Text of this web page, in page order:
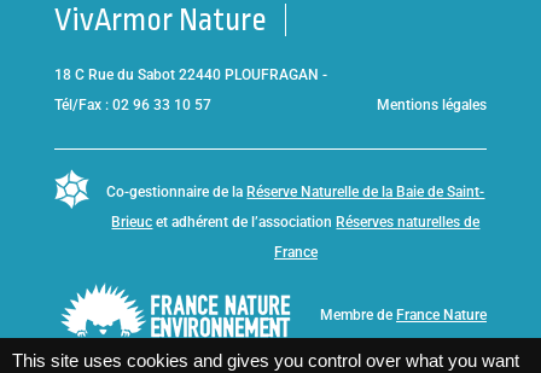
VivArmor Nature
18 C Rue du Sabot 22440 PLOUFRAGAN -
Tél/Fax : 02 96 33 10 57
Mentions légales
Co-gestionnaire de la Réserve Naturelle de la Baie de Saint-
Brieuc et adhérent de l’association Réserves naturelles de
France
Membre de France Nature
This site uses cookies and gives you control over what you want